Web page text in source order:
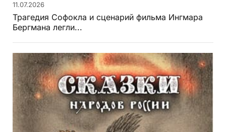
11.07.2026
Трагедия Софокла и сценарий фильма Ингмара
Бергмана легли...